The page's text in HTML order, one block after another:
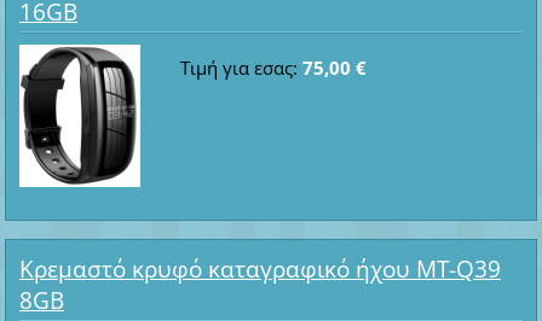
16GB
Τιμή για εσας: 75,00 €
Κρεμαστό κρυφό καταγραφικό ήχου MT-Q39
8GB